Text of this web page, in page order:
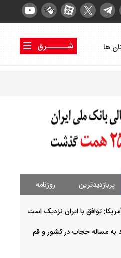
ها
شــــــرق
پربازدیدترین روزنامه
توافق با ایران نزدیک است
به مساله حجاب در کشور و قم